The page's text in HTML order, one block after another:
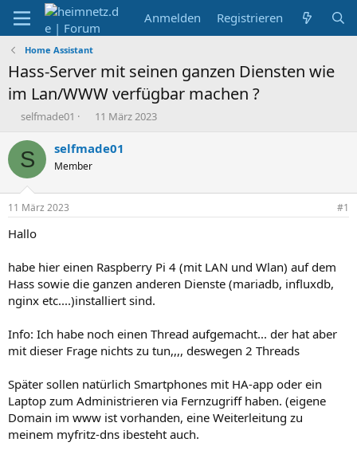
Anmelden Registrieren
Home Assistant
Hass-Server mit seinen ganzen Diensten wie
im Lan/WWW verfügbar machen ?
E
s
t
e
r
selfmade01
E
s
t
11 März 2023
S selfmade01
Member
11 März 2023 #1
Hallo
habe hier einen Raspberry Pi 4 (mit LAN und Wlan) auf dem
Hass sowie die ganzen anderen Dienste (mariadb, influxdb,
nginx etc....)installiert sind.
Info: Ich habe noch einen Thread aufgemacht... der hat aber
mit dieser Frage nichts zu tun,,,, deswegen 2 Threads
Später sollen natürlich Smartphones mit HA-app oder ein
Laptop zum Administrieren via Fernzugriff haben. (eigene
Domain im www ist vorhanden, eine Weiterleitung zu
meinem myfritz-dns ibesteht auch.